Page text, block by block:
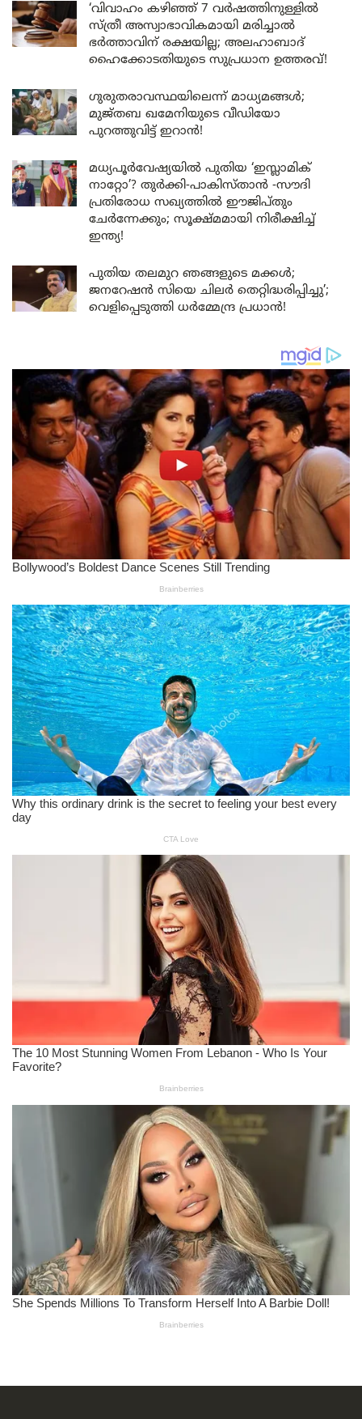
‘വിവാഹം കഴിഞ്ഞ് 7 വർഷത്തിനുള്ളിൽ
സ്ത്രീ അസ്വാഭാവികമായി മരിച്ചാൽ
ഭർത്താവിന് രക്ഷയില്ല; അലഹാബാദ്
ഹൈക്കോടതിയുടെ സുപ്രധാന ഉത്തരവ്!
ഗുരുതരാവസ്ഥയിലെന്ന് മാധ്യമങ്ങൾ;
മുജ്തബ ഖമേനിയുടെ വീഡിയോ
പുറത്തുവിട്ട് ഇറാൻ!
മധ്യപൂർവേഷ്യയിൽ പുതിയ ‘ഇസ്ലാമിക്
നാറ്റോ’? തുർക്കി-പാകിസ്താൻ -സൗദി
പ്രതിരോധ സഖ്യത്തിൽ ഈജിപ്തും
ചേർന്നേക്കും; സൂക്ഷ്മമായി നിരീക്ഷിച്ച്
ഇന്ത്യ!
പുതിയ തലമുറ ഞങ്ങളുടെ മക്കൾ;
ജനറേഷൻ സിയെ ചിലർ തെറ്റിദ്ധരിപ്പിച്ചു’;
വെളിപ്പെടുത്തി ധർമ്മേന്ദ്ര പ്രധാൻ!